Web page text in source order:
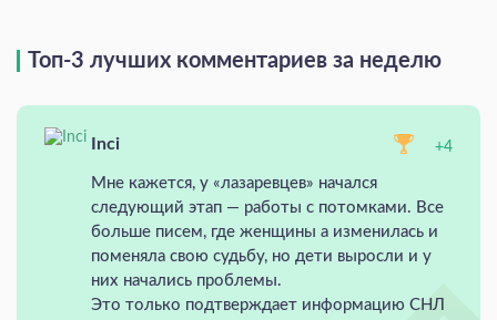
Топ-3 лучших комментариев за неделю
Inci +4
Мне кажется, у «лазаревцев» начался
следующий этап — работы с потомками. Все
больше писем, где женщины а изменилась и
поменяла свою судьбу, но дети выросли и у
них начались проблемы.
Это только подтверждает информацию СНЛ